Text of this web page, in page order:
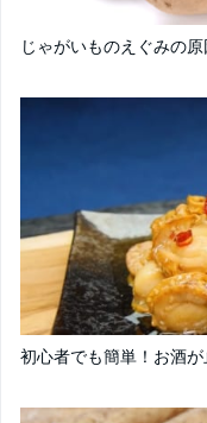
じゃがいものえぐみの
初心者でも簡単！お酒